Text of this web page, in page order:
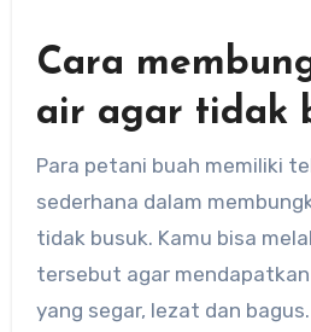
Cara
air agar tidak
Para petani buah memiliki
sederhana dalam
tidak busuk. Kamu bisa
tersebut agar
yang segar, lezat dan